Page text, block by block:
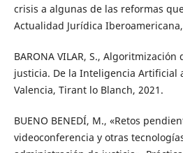
crisis a algunas de las reformas
Actualidad Jurídica
BARONA VILAR, S.,
justicia. De la Inteligencia Artificial
Valencia, Tirant lo Blanch, 2021.
BUENO BENEDÍ, M., «Retos
videoconferencia y otras